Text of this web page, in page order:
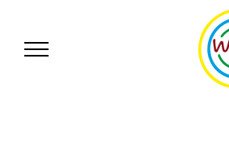
springen